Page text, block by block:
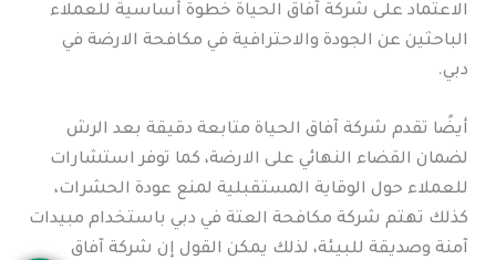
الاعتماد على شركة آفاق الحياة خطوة أساسية للعملاء
الباحثين عن الجودة والاحترافية في مكافحة الارضة في
دبي.
أيضًا تقدم شركة آفاق الحياة متابعة دقيقة بعد الرش
لضمان القضاء النهائي على الارضة، كما توفر استشارات
للعملاء حول الوقاية المستقبلية لمنع عودة الحشرات،
كذلك تهتم شركة مكافحة العتة في دبي باستخدام مبيدات
آمنة وصديقة للبيئة، لذلك يمكن القول إن شركة آفاق